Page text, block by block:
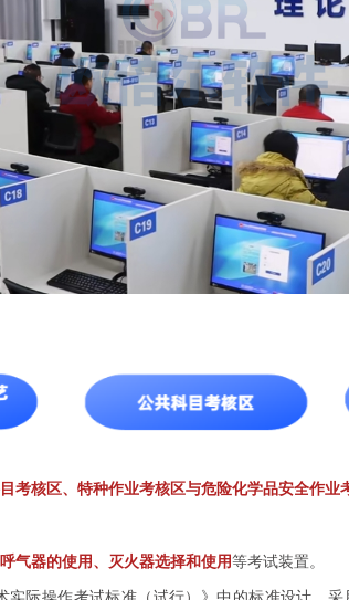
考核区、特种作业考核区与危险化学品安全作业
气器的使用、灭火器选择和使用等考试装置。